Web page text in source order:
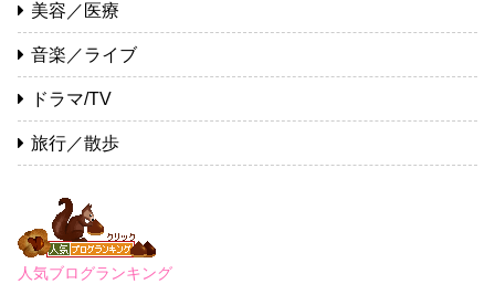
美容／医療
音楽／ライブ
ドラマ/TV
旅行／散歩
人気ブログランキング